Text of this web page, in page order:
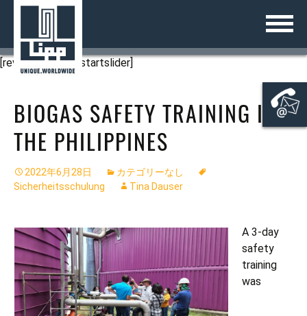
ご案内のページ
ZURÜCK
沿革
受賞歴
パートナープログラム
LIPPシステム
ZURÜCK
LIPP®-二重折り曲げ工法
LIPP® 溶接技術
LIPP® の使用部材
LIPP® 製品カタログ
タンク
ZURÜCK
液体貯蔵タンク
発酵槽
ZURÜCK
KOMBIO®
ユニバーサル発酵槽
ユニセントラルミックス発酵槽
ECO 発酵槽
二次発酵槽
液体肥料（消化液）タンク
ガスストレージ
溶接タンク
飲料水タンク
バッファー貯蔵タンク
システムソリューション
ZURÜCK
産業界
ZURÜCK
廃棄物の発酵
生産工場の廃水処理
生産工場プロセス水
産業界向け蓄熱タンク
大容量記憶装置
地方自治体向けソリューション
ZURÜCK
地方自治体向け下水汚泥消化シス
テム
自治体向けの飲料水貯蔵
農業界向け製品
ZURÜCK
バイオガス
液体肥料（消化液）タンク
農場での穀物貯蔵
農作物サイレージ
バイオガスプラント
ZURÜCK
の協議と販売
の技術開発と建設
のサービスと検査
プロジェクト
接触
ニュース
日本語
コ
テ
ン
ツ
ス
キ
ッ
プ
[rev_slider alias=startslider]
BIOGAS SAFETY TRAINING IN
THE PHILIPPINES
2022年6月28日
カテゴリーなし
Sicherheitsschulung
Tina Dauser
A 3-day
safety
training
was